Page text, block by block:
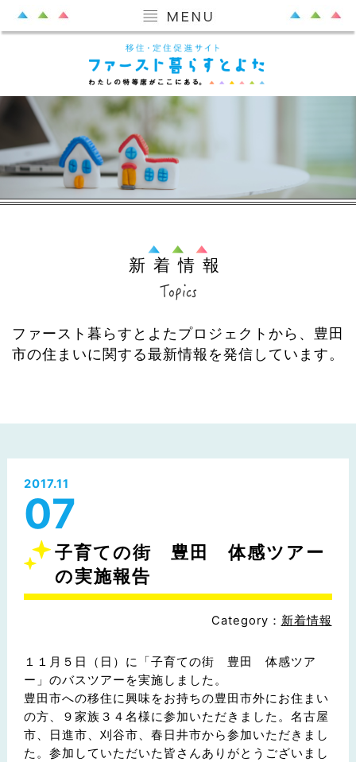
新着情報
ファースト暮らすとよたプロジェクトから、豊田
市の住まいに関する最新情報を発信しています。
2017.11
07
子育ての街 豊田 体感ツアー
の実施報告
新着情報
Category：
１１月５日（日）に「子育ての街 豊田 体感ツア
ー」のバスツアーを実施しました。
豊田市への移住に興味をお持ちの豊田市外にお住まい
の方、９家族３４名様に参加いただきました。名古屋
市、日進市、刈谷市、春日井市から参加いただきまし
た。参加していただいた皆さんありがとうございまし